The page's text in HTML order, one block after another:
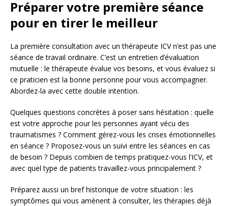
Préparer votre première séance
pour en tirer le meilleur
La première consultation avec un thérapeute ICV n’est pas une
séance de travail ordinaire. C’est un entretien d’évaluation
mutuelle : le thérapeute évalue vos besoins, et vous évaluez si
ce praticien est la bonne personne pour vous accompagner.
Abordez-la avec cette double intention.
Quelques questions concrètes à poser sans hésitation : quelle
est votre approche pour les personnes ayant vécu des
traumatismes ? Comment gérez-vous les crises émotionnelles
en séance ? Proposez-vous un suivi entre les séances en cas
de besoin ? Depuis combien de temps pratiquez-vous l’ICV, et
avec quel type de patients travaillez-vous principalement ?
Préparez aussi un bref historique de votre situation : les
symptômes qui vous amènent à consulter, les thérapies déjà